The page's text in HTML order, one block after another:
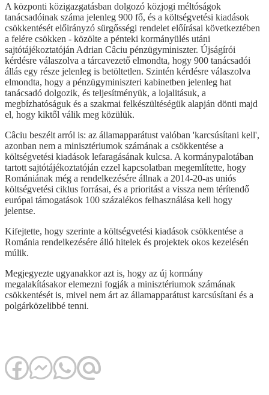
A központi közigazgatásban dolgozó közjogi méltóságok
tanácsadóinak száma jelenleg 900 fő, és a költségvetési kiadások
csökkentését előirányzó sürgősségi rendelet előírásai következtében
a felére csökken - közölte a pénteki kormányülés utáni
sajtótájékoztatóján Adrian Câciu pénzügyminiszter. Újságírói
kérdésre válaszolva a tárcavezető elmondta, hogy 900 tanácsadói
állás egy része jelenleg is betöltetlen. Szintén kérdésre válaszolva
elmondta, hogy a pénzügyminiszteri kabinetben jelenleg hat
tanácsadó dolgozik, és teljesítményük, a lojalitásuk, a
megbízhatóságuk és a szakmai felkészültéségük alapján dönti majd
el, hogy kiktől válik meg közülük.
Câciu beszélt arról is: az államapparátust valóban 'karcsúsítani kell',
azonban nem a minisztériumok számának a csökkentése a
költségvetési kiadások lefaragásának kulcsa. A kormánypalotában
tartott sajtótájékoztatóján ezzel kapcsolatban megemlítette, hogy
Romániának még a rendelkezésére állnak a 2014-20-as uniós
költségvetési ciklus forrásai, és a prioritást a vissza nem térítendő
európai támogatások 100 százalékos felhasználása kell hogy
jelentse.
Kifejtette, hogy szerinte a költségvetési kiadások csökkentése a
Románia rendelkezésére álló hitelek és projektek okos kezelésén
múlik.
Megjegyezte ugyanakkor azt is, hogy az új kormány
megalakításakor elemezni fogják a minisztériumok számának
csökkentését is, mivel nem árt az államapparátust karcsúsítani és a
polgárközelibbé tenni.